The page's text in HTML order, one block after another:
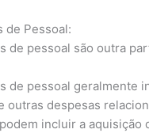
de Pessoal:
de pessoal são outra
de pessoal geralmente
outras despesas
incluir a aquisição